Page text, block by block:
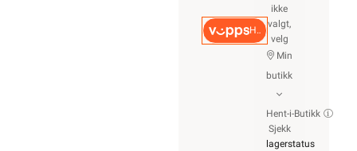
Hurtigkasse
ikke
valgt,
velg
Min
butikk
Hent-i-Butikk
Sjekk
lagerstatus